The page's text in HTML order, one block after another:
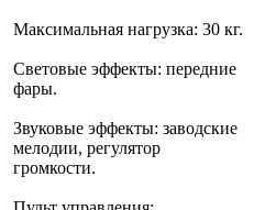
Максимальная нагрузка: 30 кг.
Световые эффекты: передние
фары.
Звуковые эффекты: заводские
мелодии, регулятор
громкости.